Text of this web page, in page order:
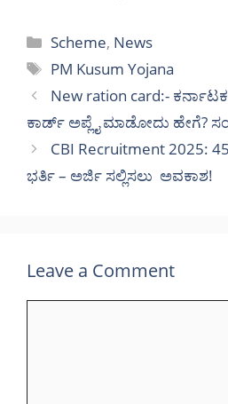
Categories
Scheme, News
Tags
PM Kusum Yojana
New ration card:-
ಕಾರ್ಡ್ ಅಪ್ಲೈ ಮಾಡೋದು ಹೇಗೆ?
CBI Recruitment 2025:
ಭರ್ತಿ – ಅರ್ಜಿ ಸಲ್ಲಿಸಲು ಅವಕಾಶ!
Leave a Comment